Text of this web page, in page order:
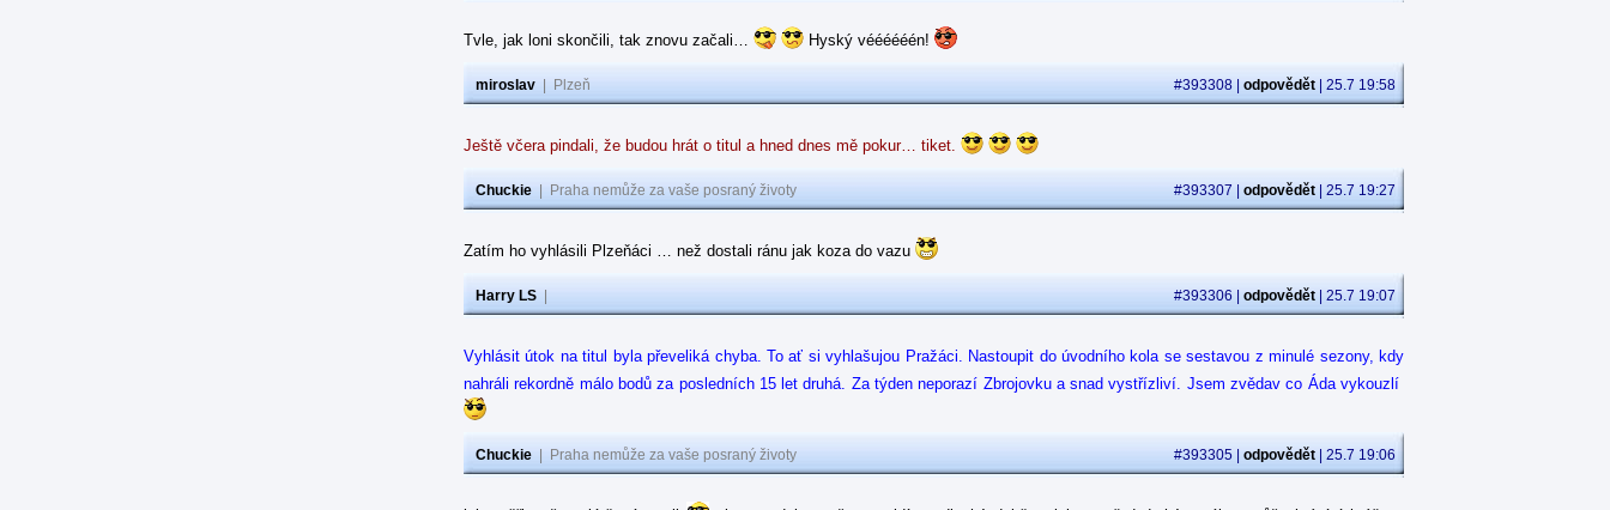
Tvle, jak loni skončili, tak znovu začali… Hyský véééééén!
miroslav Plzeň #393308 | odpovědět | 25.7 19:58
Ještě včera pindali, že budou hrát o titul a hned dnes mě pokur… tiket.
Chuckie Praha nemůže za vaše posraný životy #393307 | odpovědět | 25.7 19:27
Zatím ho vyhlásili Plzeňáci … než dostali ránu jak koza do vazu
Harry LS #393306 | odpovědět | 25.7 19:07
Vyhlásit útok na titul byla převeliká chyba. To ať si vyhlašujou Pražáci. Nastoupit do úvodního kola se sestavou z minulé sezony, kdy
nahráli rekordně málo bodů za posledních 15 let druhá. Za týden neporazí Zbrojovku a snad vystřízliví. Jsem zvědav co Áda vykouzlí
Chuckie Praha nemůže za vaše posraný životy #393305 | odpovědět | 25.7 19:06